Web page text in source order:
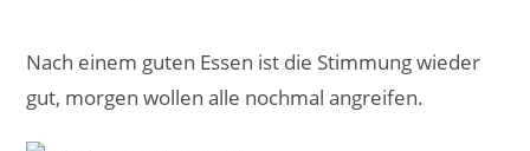
Nach einem guten Essen ist die Stimmung wieder
gut, morgen wollen alle nochmal angreifen.